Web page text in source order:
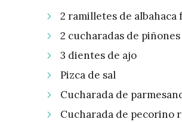
2 ramilletes de albahaca
2 cucharadas de piñones
3 dientes de ajo
Pizca de sal
Cucharada de
Cucharada de pecorino